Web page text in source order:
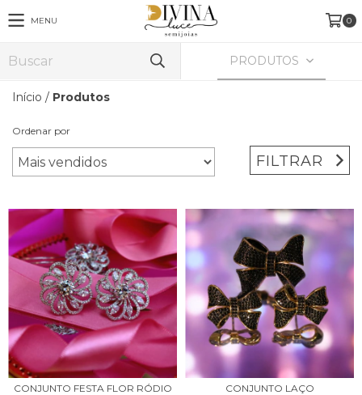
MENU 0
PRODUTOS
Início / Produtos
Ordenar por
FILTRAR
CONJUNTO FESTA FLOR RÓDIO
CONJUNTO LAÇO